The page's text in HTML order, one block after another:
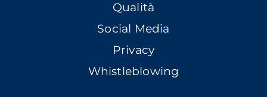
Qualità
Social Media
Privacy
Whistleblowing